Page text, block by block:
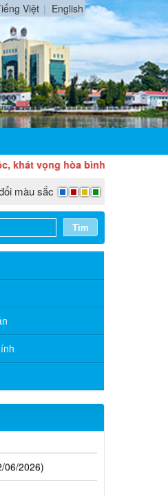
Việt English
vọng hòa bình, độc lập dân tộc
màu sắc
Tìm
báo tuyển dụng
nhiệm vụ công chức
ỨNG CUỘC THI
HIỂU PHÁP LUẬT”
THỦ TỤC
PHÂN CẤP, PHÂN
VI QUẢN LÝ CỦA
PHỐ ĐỒNG
06/2026)